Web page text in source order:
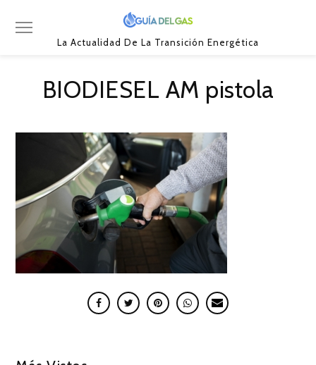
La Actualidad De La Transición Energética
BIODIESEL AM pistola